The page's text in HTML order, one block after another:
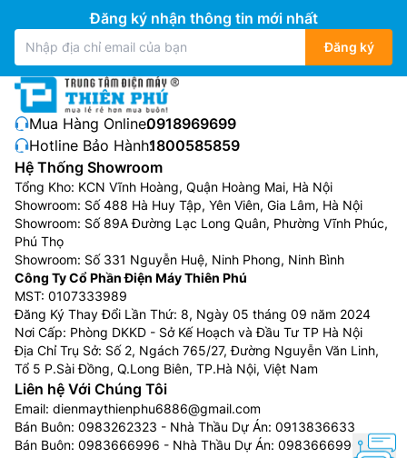
Đăng ký nhận thông tin mới nhất
Đăng ký
Mua Hàng Online:0918969699
Hotline Bảo Hành:1800585859
Hệ Thống Showroom
Tổng Kho: KCN Vĩnh Hoàng, Quận Hoàng Mai, Hà Nội
Showroom: Số 488 Hà Huy Tập, Yên Viên, Gia Lâm, Hà Nội
Showroom: Số 89A Đường Lạc Long Quân, Phường Vĩnh Phúc,
Phú Thọ
Showroom: Số 331 Nguyễn Huệ, Ninh Phong, Ninh Bình
Công Ty Cổ Phần Điện Máy Thiên Phú
MST: 0107333989
Đăng Ký Thay Đổi Lần Thứ: 8, Ngày 05 tháng 09 năm 2024
Nơi Cấp: Phòng DKKD - Sở Kế Hoạch và Đầu Tư TP Hà Nội
Địa Chỉ Trụ Sở: Số 2, Ngách 765/27, Đường Nguyễn Văn Linh,
Tổ 5 P.Sài Đồng, Q.Long Biên, TP.Hà Nội, Việt Nam
Liên hệ Với Chúng Tôi
Email: dienmaythienphu6886@gmail.com
Bán Buôn: 0983262323 - Nhà Thầu Dự Án: 0913836633
Bán Buôn: 0983666996 - Nhà Thầu Dự Án: 0983666996